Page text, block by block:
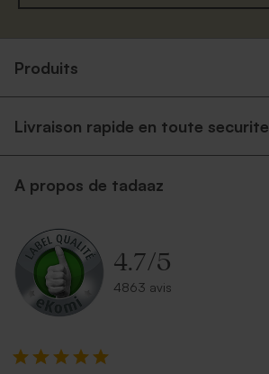
Produits
Livraison rapide en toute securite
A propos de tadaaz
4.7/5
4863 avis